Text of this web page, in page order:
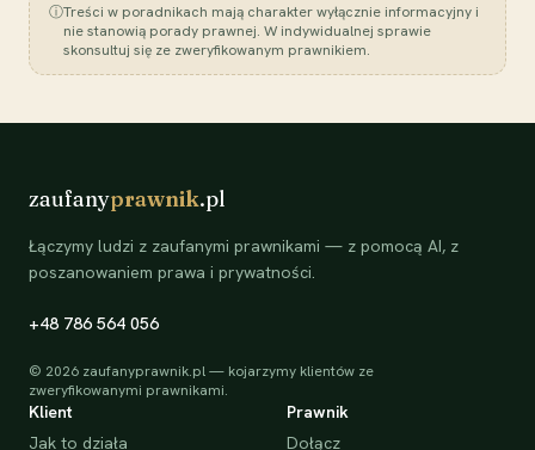
ⓘTreści w poradnikach mają charakter wyłącznie informacyjny i
nie stanowią porady prawnej. W indywidualnej sprawie
skonsultuj się ze zweryfikowanym prawnikiem.
zaufanyprawnik.pl
Łączymy ludzi z zaufanymi prawnikami — z pomocą AI, z
poszanowaniem prawa i prywatności.
+48 786 564 056
© 2026 zaufanyprawnik.pl — kojarzymy klientów ze
zweryfikowanymi prawnikami.
Klient
Jak to działa
Prawnik
Dołącz